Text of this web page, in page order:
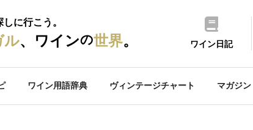
に行こう。
ル、ワインの世界。 ワイン日記
ワイン用語辞典 ヴィンテージチャート マガジン